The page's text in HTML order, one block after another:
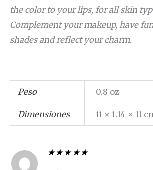
the color to your lips, for all skin
Complement your makeup, have
shades and reflect your
Peso 0.8 oz
Dimensiones 11 × 1.14 × 11